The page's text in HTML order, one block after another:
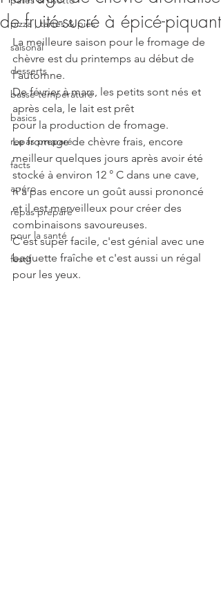
pizza , tartes & pies
saisonal
desserts
basse température
basics
repas preparé
facts
apéro
repas préparé
pour la santé
festif
de fruité-sucré à épicé-piquant
La meilleure saison pour le fromage de
chèvre est du printemps au début de
l'automne.
De février à mars, les petits sont nés et
après cela, le lait est prêt
pour la production de fromage.
Le fromage de chèvre frais, encore
meilleur quelques jours après avoir été
stocké à environ 12 ° C dans une cave,
n'a pas encore un goût aussi prononcé
et il est merveilleux pour créer des
combinaisons savoureuses.
C'est super facile, c'est génial avec une
baguette fraîche et c'est aussi un régal
pour les yeux.